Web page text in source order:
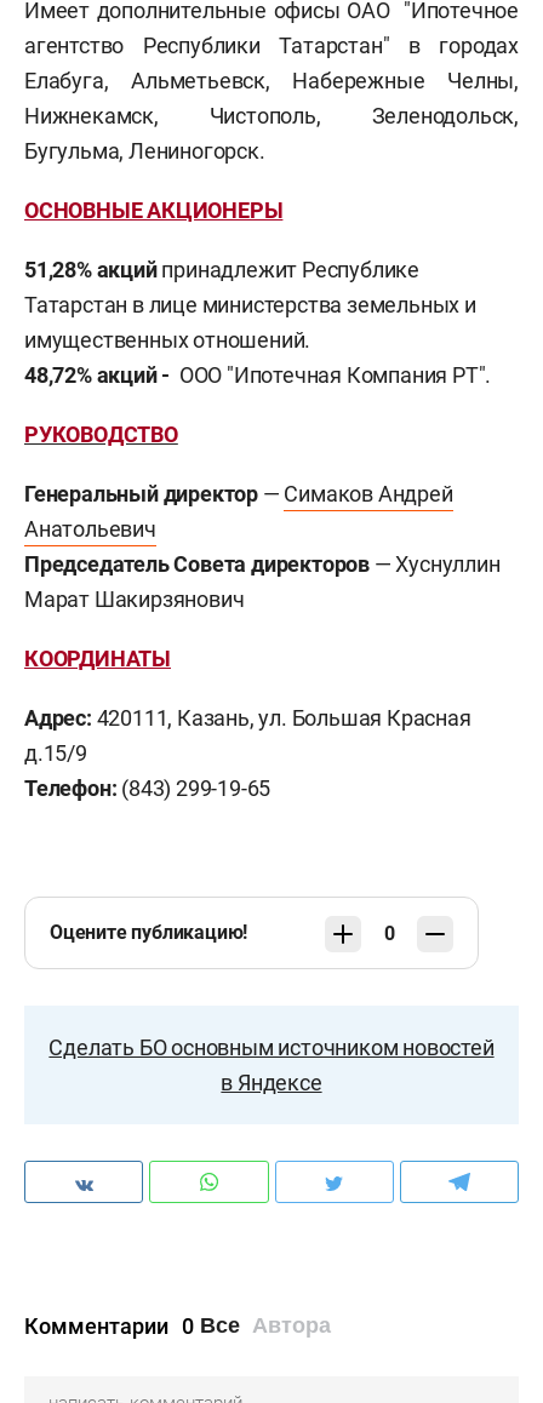
Имеет дополнительные офисы ОАО "Ипотечное
агентство Республики Татарстан" в городах
Елабуга, Альметьевск, Набережные Челны,
Нижнекамск, Чистополь, Зеленодольск,
Бугульма, Лениногорск.
ОСНОВНЫЕ АКЦИОНЕРЫ
51,28% акцийпринадлежит Республике
Татарстан в лице министерства земельных и
имущественных отношений.
48,72% акций - ООО "Ипотечная Компания РТ".
РУКОВОДСТВО
Генеральный директор — Симаков Андрей
Анатольевич
Председатель Совета директоров — Хуснуллин
Марат Шакирзянович
КООРДИНАТЫ
Адрес: 420111, Казань, ул. Большая Красная
д.15/9
Телефон: (843) 299-19-65
Оцените публикацию! 0
Сделать БО основным источником новостей
в Яндексе
Комментарии 0 Все Автора